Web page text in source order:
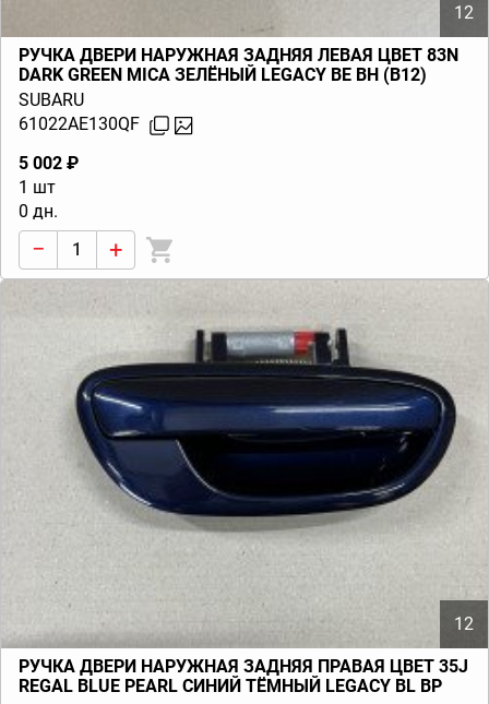
12
РУЧКА ДВЕРИ НАРУЖНАЯ ЗАДНЯЯ ЛЕВАЯ ЦВЕТ 83N
DARK GREEN MICA ЗЕЛЁНЫЙ LEGACY BE BH (B12)
1999-2001
SUBARU
61022AE130QF
5 002 ₽
1 шт
0 дн.
− +
12
РУЧКА ДВЕРИ НАРУЖНАЯ ЗАДНЯЯ ПРАВАЯ ЦВЕТ 35J
REGAL BLUE PEARL СИНИЙ ТЁМНЫЙ LEGACY BL BP